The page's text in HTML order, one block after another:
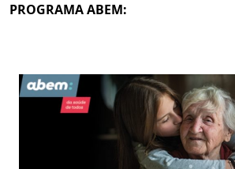
toPROGRAMA ABEM: